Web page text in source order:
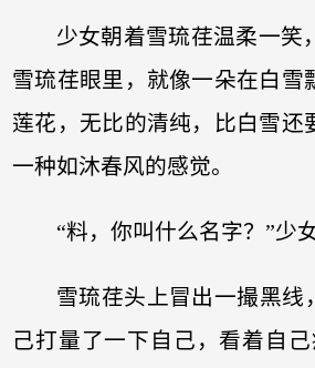
少女朝着雪琉荏温柔一笑
雪琉荏眼里，就像一朵在白雪
莲花，无比的清纯，比白雪还
一种如沐春风的感觉。
“料，你叫什么名字？”少
雪琉荏头上冒出一撮黑线
己打量了一下自己，看着自己